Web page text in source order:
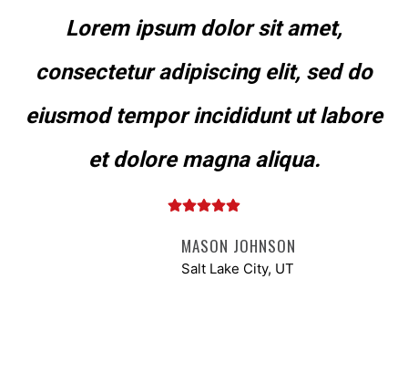
Lorem ipsum dolor sit amet,
consectetur adipiscing elit, sed do
eiusmod tempor incididunt ut labore
et dolore magna aliqua.
MASON JOHNSON
Salt Lake City, UT